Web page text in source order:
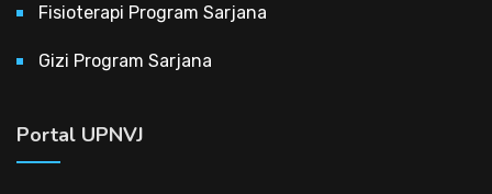
Fisioterapi Program Sarjana
Gizi Program Sarjana
Portal UPNVJ